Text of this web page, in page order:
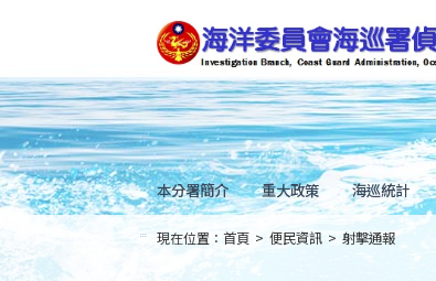
到
主
要
內
容
Skip
to
main
content
本分署簡介 重大政策 海巡統計
::: 現在位置： 首頁 > 便民資訊 > 射擊通報